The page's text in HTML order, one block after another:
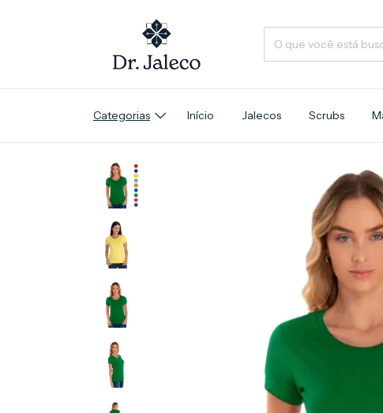
Categorias Início Jalecos Scrubs